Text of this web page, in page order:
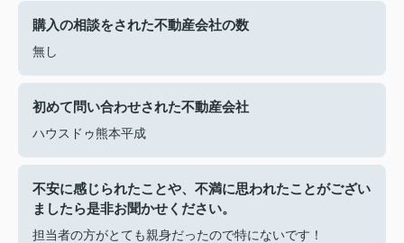
購入の相談をされた不動産会社の数
無し
初めて問い合わせされた不動産会社
ハウスドゥ熊本平成
不安に感じられたことや、不満に思われたことがござい
ましたら是非お聞かせください。
担当者の方がとても親身だったので特にないです！